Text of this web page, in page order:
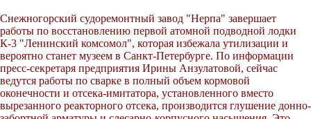
Снежногорский судоремонтный завод "Нерпа" завершает
работы по восстановлению первой атомной подводной лодки
К-3 "Ленинский комсомол", которая избежала утилизации и
вероятно станет музеем в Санкт-Петербурге. По информации
пресс-секретаря предприятия Ирины Анзулатовой, сейчас
ведутся работы по сварке в полный объем кормовой
оконечности и отсека-имитатора, установленного вместо
вырезанного реакторного отсека, производится глушение донно-